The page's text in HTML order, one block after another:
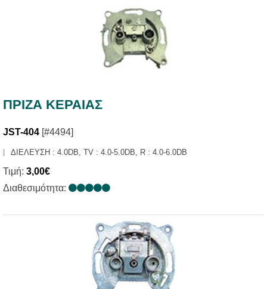
ΠΡΙΖΑ ΚΕΡΑΙΑΣ
JST-404 [#4494]
ΔΙΕΛΕΥΣΗ : 4.0DB, TV : 4.0-5.0DB, R : 4.0-6.0DB
Τιμή: 3,00€
Διαθεσιμότητα: